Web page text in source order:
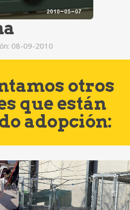
08-09-2010
otros
que están
adopción: